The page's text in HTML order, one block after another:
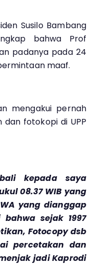
Susilo Bambang
bahwa Prof
padanya pada 24
maaf.
mengakui pernah
dan fotokopi di UPP
kepada saya
08.37 WIB yang
yang dianggap
sejak 1997
Fotocopy dsb
percetakan dan
jadi Kaprodi